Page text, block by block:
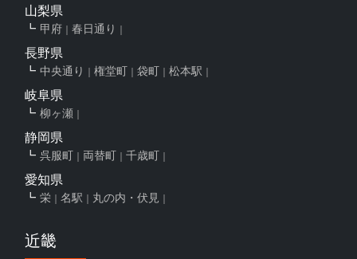
山梨県
甲府 春日通り
長野県
中央通り 権堂町 袋町 松本駅
岐阜県
柳ヶ瀬
静岡県
呉服町 両替町 千歳町
愛知県
栄 名駅 丸の内・伏見
近畿